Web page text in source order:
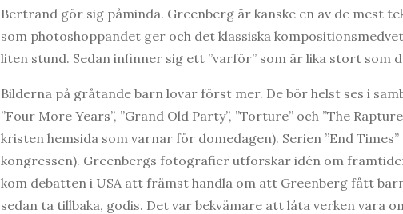
Bertrand gör sig påminda. Greenberg är kanske en av de mest
som photoshoppandet ger och det klassiska
liten stund. Sedan infinner sig ett ”varför” som är lika stort som
Bilderna på gråtande barn lovar först mer. De bör helst ses i
”Four More Years”, ”Grand Old Party”, ”Torture” och ”The
kristen hemsida som varnar för domedagen). Serien ”End
kongressen). Greenbergs fotografier utforskar idén om
kom debatten i USA att främst handla om att Greenberg fått
sedan ta tillbaka, godis. Det var bekvämare att låta verken vara